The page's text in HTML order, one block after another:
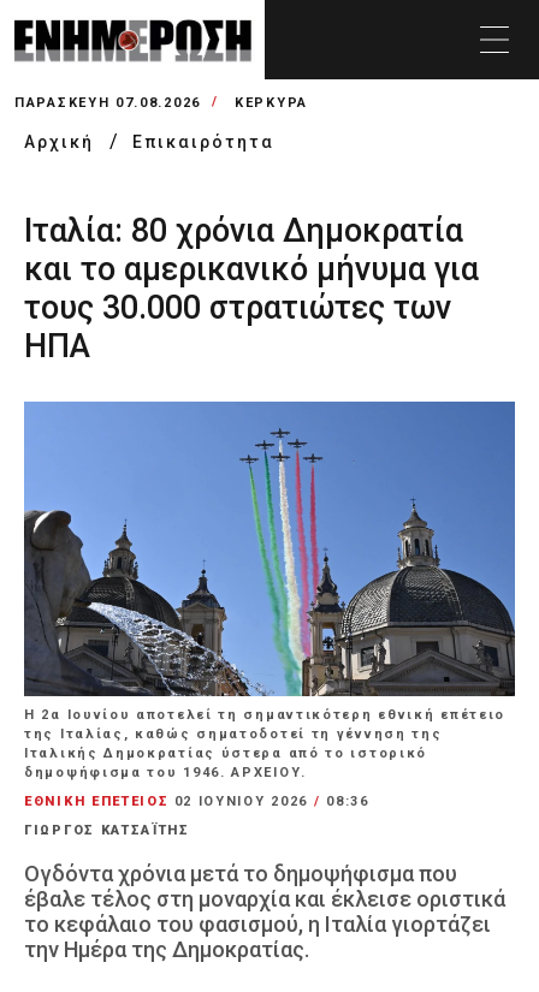
ΠΑΡΑΣΚΕΥΉ 07.08.2026 ΚΕΡΚΥΡΑ
Αρχική Επικαιρότητα
Ιταλία: 80 χρόνια Δημοκρατία
και το αμερικανικό μήνυμα για
τους 30.000 στρατιώτες των
ΗΠΑ
Η 2α Ιουνίου αποτελεί τη σημαντικότερη εθνική επέτειο
της Ιταλίας, καθώς σηματοδοτεί τη γέννηση της
Ιταλικής Δημοκρατίας ύστερα από το ιστορικό
δημοψήφισμα του 1946. ΑΡΧΕΙΟΥ.
ΕΘΝΙΚΗ ΕΠΕΤΕΙΟΣ
02 ΙΟΥΝΊΟΥ 2026 / 08:36
ΓΙΩΡΓΟΣ ΚΑΤΣΑΪΤΗΣ
Ογδόντα χρόνια μετά το δημοψήφισμα που
έβαλε τέλος στη μοναρχία και έκλεισε οριστικά
το κεφάλαιο του φασισμού, η Ιταλία γιορτάζει
την Ημέρα της Δημοκρατίας.